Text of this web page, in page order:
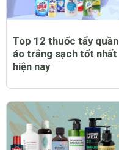
Top 12 thuốc tẩy quần
áo trắng sạch tốt nhất
hiện nay